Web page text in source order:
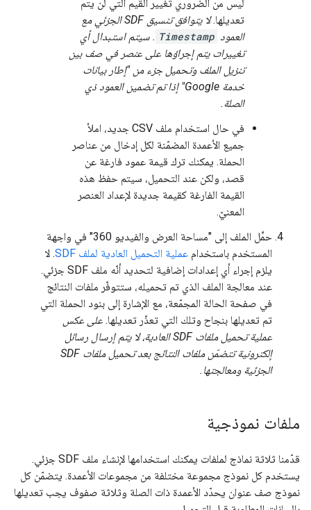
ليس من الضروري تغيير القيم التي لن يتم
تعديلها.
لا يتوافق تنسيق SDF الجزئي مع
العمود Timestamp . سيتم استبدال أي
تغييرات يتم إجراؤها على عنصر في صف بين
تنزيل الملف وتحميل جزء من "إطار بيانات
خدمة Google" إذا تم تضمين العمود ذي
الصلة.
في حال استخدام ملف CSV جديد، املأ
جميع الأعمدة المضمّنة لكل إدخال من عناصر
الحملة. يمكنك ترك قيمة عمود فارغة عن
قصد، ولكن عند التحميل، سيتم حفظ هذه
القيمة الفارغة كقيمة جديدة لإعداد العنصر
المعنيّ.
حمِّل الملف إلى "مساحة العرض والفيديو 360" في واجهة
المستخدم باستخدام عملية التحميل العادية لملف SDF
. لا
يلزم إجراء أي إعدادات إضافية لتحديد أنّه ملف SDF جزئي.
عند معالجة الملف الذي تم تحميله، ستتوفّر ملفات النتائج
في صفحة الحالة المجمّعة، مع الإشارة إلى بنود الحملة التي
تم تعديلها بنجاح وتلك التي تعذّر تعديلها. على عكس
عملية تحميل ملفات SDF العادية، لا يتم إرسال رسائل
إلكترونية تتضمّن ملفات النتائج بعد تحميل ملفات SDF
الجزئية ومعالجتها.
ملفات نموذجية
قدّمنا ثلاثة نماذج لملفات يمكنك استخدامها لإنشاء ملف SDF جزئي.
يستخدم كل نموذج مجموعة مختلفة من مجموعات الأعمدة. يتضمّن كل
نموذج صف عنوان يحدّد الأعمدة ذات الصلة وثلاثة صفوف يجب تعديلها